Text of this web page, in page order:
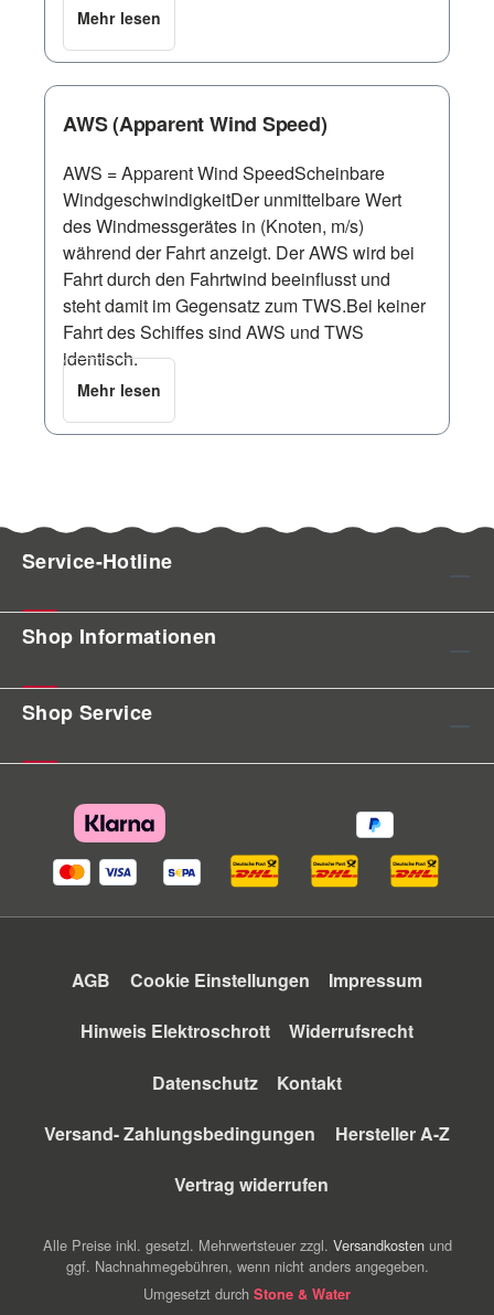
Mehr lesen
AWS (Apparent Wind Speed)
AWS = Apparent Wind SpeedScheinbare
WindgeschwindigkeitDer unmittelbare Wert
des Windmessgerätes in (Knoten, m/s)
während der Fahrt anzeigt. Der AWS wird bei
Fahrt durch den Fahrtwind beeinflusst und
steht damit im Gegensatz zum TWS.Bei keiner
Fahrt des Schiffes sind AWS und TWS
identisch.
Mehr lesen
Service-Hotline
Shop Informationen
Shop Service
AGB Cookie Einstellungen Impressum
Hinweis Elektroschrott Widerrufsrecht
Datenschutz Kontakt
Versand- Zahlungsbedingungen Hersteller A-Z
Vertrag widerrufen
Alle Preise inkl. gesetzl. Mehrwertsteuer zzgl. Versandkostenund
ggf. Nachnahmegebühren, wenn nicht anders angegeben.
Umgesetzt durch Stone & Water